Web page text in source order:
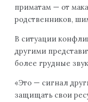
приматам — от
родственников,
В ситуации
другими
более грудные
«Это — сигнал
защищать свои